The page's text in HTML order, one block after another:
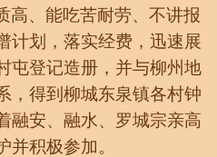
高、能吃苦耐劳、不讲报
计划，落实经费，迅速展
屯登记造册，并与柳州地
，得到柳城东泉镇各村钟
融安、融水、罗城宗亲高
并积极参加。